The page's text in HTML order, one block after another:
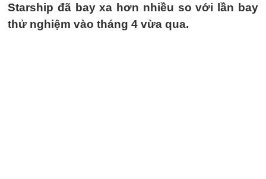
Starship đã bay xa hơn nhiều so với lần bay
thử nghiệm vào tháng 4 vừa qua.